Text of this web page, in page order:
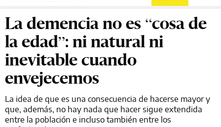
La demencia no es “cosa de
la edad”: ni natural ni
inevitable cuando
envejecemos
La idea de que es una consecuencia de hacerse mayor y
que, además, no hay nada que hacer sigue extendida
entre la población e incluso también entre los